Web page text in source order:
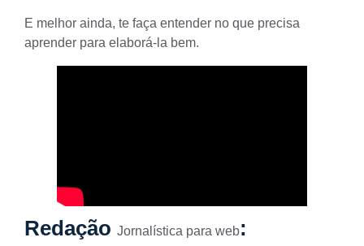
E melhor ainda, te faça entender no que precisa
aprender para elaborá-la bem.
Redação Jornalística para web: